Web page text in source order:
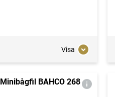
Visa
Minibågfil BAHCO 268